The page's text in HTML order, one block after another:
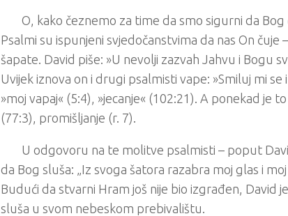
O, kako čeznemo za time da smo sigurni da Bog
Psalmi su ispunjeni svjedočanstvima da nas On čuje
šapate. David piše: »U nevolji zazvah Jahvu i Bogu
Uvijek iznova on i drugi psalmisti vape: »Smiluj mi
»moj vapaj« (5:4), »jecanje« (102:21). A ponekad je
(77:3), promišljanje (r. 7).
U odgovoru na te molitve psalmisti – poput
da Bog sluša: „Iz svoga šatora razabra moj glas i
Budući da stvarni Hram još nije bio izgrađen, David
sluša u svom nebeskom prebivalištu.